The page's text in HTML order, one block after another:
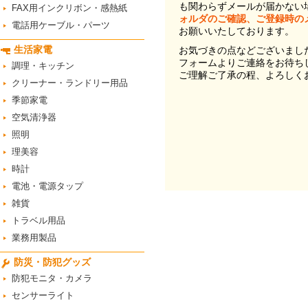
も関わらずメールが届かない
ォルダのご確認、ご登録時
お願いいたしております。
お気づきの点などございま
フォームよりご連絡をお待ち
ご理解ご了承の程、よろし
FAX用インクリボン・感熱紙
電話用ケーブル・パーツ
生活家電
調理・キッチン
クリーナー・ランドリー用品
季節家電
空気清浄器
照明
理美容
時計
電池・電源タップ
雑貨
トラベル用品
業務用製品
防災・防犯グッズ
防犯モニタ・カメラ
センサーライト